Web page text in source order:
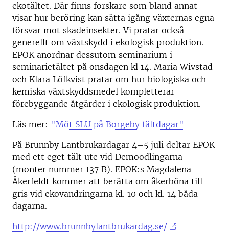
ekotältet. Där finns forskare som bland annat
visar hur beröring kan sätta igång växternas egna
försvar mot skadeinsekter. Vi pratar också
generellt om växtskydd i ekologisk produktion.
EPOK anordnar dessutom seminarium i
seminarietältet på onsdagen kl 14. Maria Wivstad
och Klara Löfkvist pratar om hur biologiska och
kemiska växtskyddsmedel kompletterar
förebyggande åtgärder i ekologisk produktion.
Läs mer: "Möt SLU på Borgeby fältdagar"
På Brunnby Lantbrukardagar 4–5 juli deltar EPOK
med ett eget tält ute vid Demoodlingarna
(monter nummer 137 B). EPOK:s Magdalena
Åkerfeldt kommer att berätta om åkerböna till
gris vid ekovandringarna kl. 10 och kl. 14 båda
dagarna.
http://www.brunnbylantbrukardag.se/